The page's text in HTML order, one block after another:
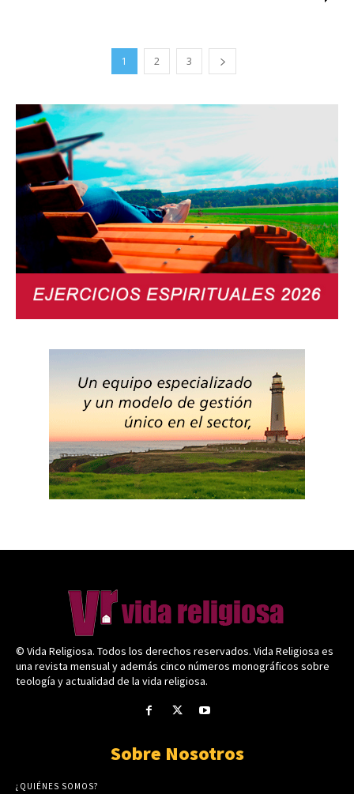
1 2 3
© Vida Religiosa. Todos los derechos reservados. Vida Religiosa es
una revista mensual y además cinco números monográficos sobre
teología y actualidad de la vida religiosa.
Sobre Nosotros
¿QUIÉNES SOMOS?